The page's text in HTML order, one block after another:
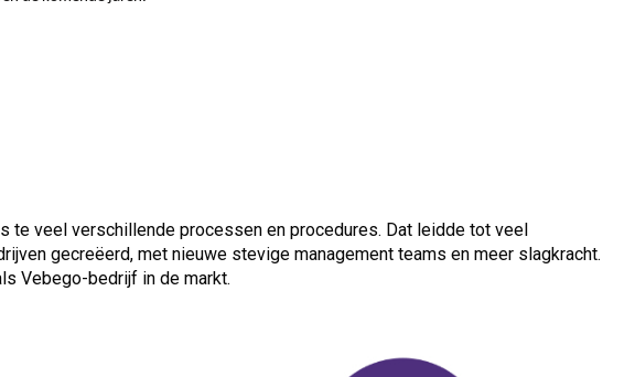
te veel verschillende processen en procedures. Dat leidde tot veel
gecreëerd, met nieuwe stevige management teams en meer slagkracht.
Vebego-bedrijf in de markt.